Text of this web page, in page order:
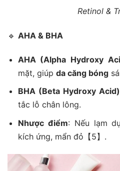
Retinol &
🔹 AHA & BHA
AHA (Alpha Hydroxy
mặt, giúp da căng bóng
BHA (Beta Hydroxy Acid)
tắc lỗ chân lông.
Nhược điểm: Nếu lạm
kích ứng, mẩn đỏ【5】.